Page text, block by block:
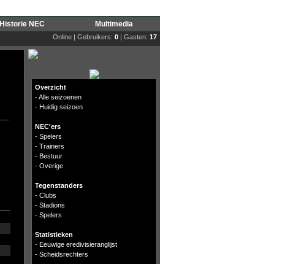
Historie NEC Multimedia
Online | Gebruikers: 0 | Gasten: 17
Overzicht
-Alle seizoenen
- Huidig seizoen
NEC'ers
- Spelers
- Trainers
- Bestuur
- Overige
Tegenstanders
- Clubs
- Stadions
- Spelers
Statistieken
- Eeuwige eredivisieranglijst
- Scheidsrechters